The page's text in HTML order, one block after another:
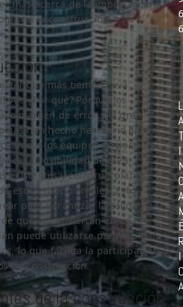
más acerca de la importancia y
en la construcción, este
que más tiempo lleva
¿Por qué? Porque los
margen de error y la gran
han hecho necesario el uso
a los equipos de post-
la posibilidad de crear
existentes y construir planos
esos espacios reales. Esto
para garantizar la calidad y
que se conviertan en un
puede utilizarse para evaluar
lo que facilita la participación
de construcción.
de la construcción
L
A
I
A
I
A